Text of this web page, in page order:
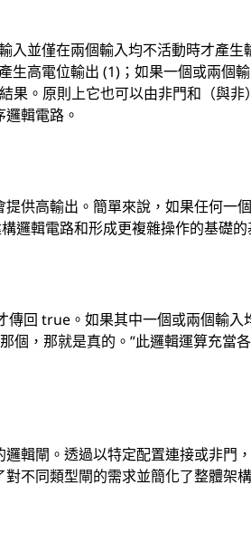
入並僅在兩個輸入均不活動時才產生
生高電位輸出 (1)；如果一個或兩個
果。原則上它也可以由非門和（與非
輯電路。
供高輸出。簡單來說，如果任何一
邏輯電路和形成更複雜操作的基礎的
傳回 true。如果其中一個或兩個輸入
個，那就是真的。”此邏輯運算充當
輯閘。透過以特定配置連接或非門
不同類型閘的需求並簡化了整體架構